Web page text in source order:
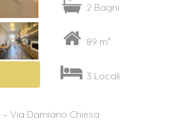
2 Bagni
89 m²
3 Locali
Via Damiano Chiesa